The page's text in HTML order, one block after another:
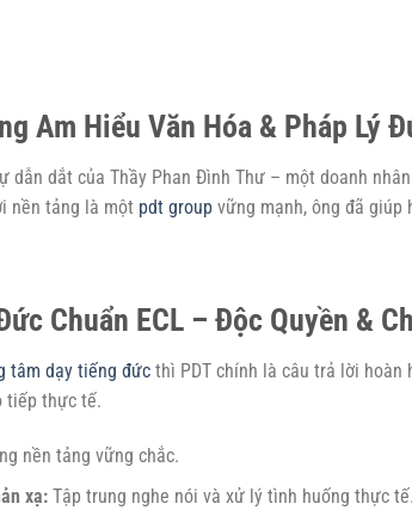
Am Hiểu Văn Hóa & Pháp Lý
dẫn dắt của Thầy Phan Đình Thư – một doanh
nền tảng là một pdt group vững mạnh, ông đã giúp
Chuẩn ECL – Độc Quyền &
tâm dạy tiếng đức thì PDT chính là câu trả lời hoàn
tiếp thực tế.
nền tảng vững chắc.
xạ:Tập trung nghe nói và xử lý tình huống thực tế.